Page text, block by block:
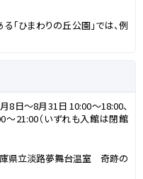
「ひまわりの丘公園」では、例
8日～8月31日 10:00～18:00、
21:00（いずれも入館は閉館
県立淡路夢舞台温室 奇跡の